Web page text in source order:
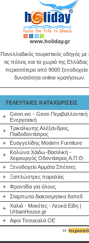
www.holiday.gr
Πανελλαδικός τουριστικός οδηγός με
τις πόλεις και τα χωριά της Ελλάδας
περισσότερα από 9000 ξενοδοχεία
δυνατότητα online κρατήσεων.
ΤΕΛΕΥΤΑΙΕΣ ΚΑΤΑΧΩΡΙΣΕΙΣ
+
Geon.wc - Geon Περιβαλλοντική
Ενεργειακή
+
Τρικαλιωτης Αλέξανδρος,
Παιδοδοντίατρος
+ Ευαγγελίδης Modern Furniture
+
Κολώνα Χάιδω-Βασιλική -
Χειρουργός Οδοντίατρος Α.Π.Θ.
+ Ξενοδοχείο Αρμάτα Σπέτσες
+ Ξαπλώστρες παραλίας
+ Φροντίδα για όλους
+ Σταμπωτα διακοσμητικα δαπεδ
+
Χαλιά - Μοκέτες - Λευκά Είδη |
UrbanHouse.gr
+ Αφοι Τσουκαλά ΟΕ